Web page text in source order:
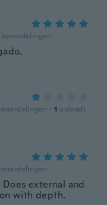
beoordelingen
· 1 uploads
external and
with depth.